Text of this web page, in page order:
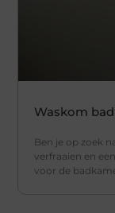
Waskom
Ben je op zoek
verfraaien en
voor de